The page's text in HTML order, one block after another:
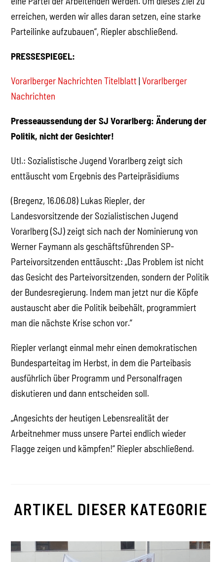
erreichen, werden wir alles daran setzen, eine starke
Parteilinke aufzubauen“, Riepler abschließend.
PRESSESPIEGEL:
Vorarlberger Nachrichten Titelblatt|Vorarlberger
Nachrichten
Presseaussendung der SJ Vorarlberg: Änderung der
Politik, nicht der Gesichter!
Utl.: Sozialistische Jugend Vorarlberg zeigt sich
enttäuscht vom Ergebnis des Parteipräsidiums
(Bregenz, 16.06.08) Lukas Riepler, der
Landesvorsitzende der Sozialistischen Jugend
Vorarlberg (SJ) zeigt sich nach der Nominierung von
Werner Faymann als geschäftsführenden SP-
Parteivorsitzenden enttäuscht: „Das Problem ist nicht
das Gesicht des Parteivorsitzenden, sondern der Politik
der Bundesregierung. Indem man jetzt nur die Köpfe
austauscht aber die Politik beibehält, programmiert
man die nächste Krise schon vor.“
Riepler verlangt einmal mehr einen demokratischen
Bundesparteitag im Herbst, in dem die Parteibasis
ausführlich über Programm und Personalfragen
diskutieren und dann entscheiden soll.
„Angesichts der heutigen Lebensrealität der
Arbeitnehmer muss unsere Partei endlich wieder
Flagge zeigen und kämpfen!“ Riepler abschließend.
ARTIKEL DIESER KATEGORIE